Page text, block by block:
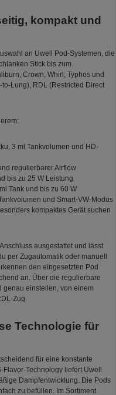
kompakt und
an Uwell Pod-Systemen, die
Stick bis zum
Crown, Whirl, Typhos und
Lung), RDL (Restricted Direct
3 ml Tankvolumen und HD-
regulierbarer Airflow
bis zu 25 W Leistung
Tank und bis zu 60 W
und Smart-VW-Modus
kompaktes Gerät suchen
ausgestattet und lässt
per Zugautomatik oder manuell
den eingesetzten Pod
an. Über die regulierbare
genau einstellen, von einem
Zug.
Technologie für
für eine konstante
Flavor-Technology liefert Uwell
Dampfentwicklung. Die Pods
zu befüllen. Im Sortiment